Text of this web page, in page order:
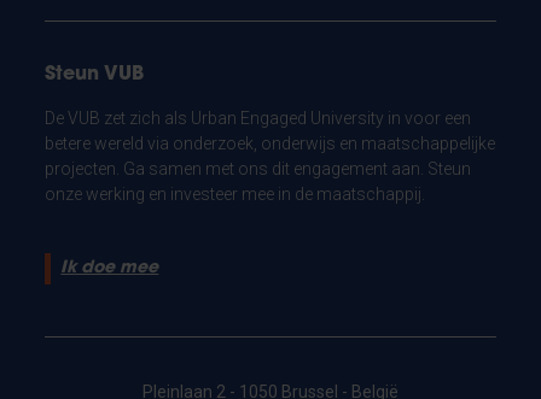
Steun VUB
De VUB zet zich als Urban Engaged University in voor een
betere wereld via onderzoek, onderwijs en maatschappelijke
projecten. Ga samen met ons dit engagement aan. Steun
onze werking en investeer mee in de maatschappij.
Ik doe mee
Pleinlaan 2 - 1050 Brussel - België